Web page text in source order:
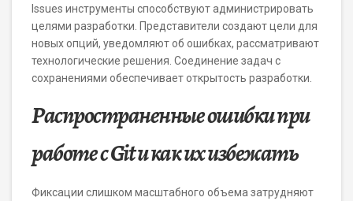
Issues инструменты способствуют администрировать
целями разработки. Представители создают цели для
новых опций, уведомляют об ошибках, рассматривают
технологические решения. Соединение задач с
сохранениями обеспечивает открытость разработки.
Распространенные ошибки при
работе с Git и как их избежать
Фиксации слишком масштабного объема затрудняют